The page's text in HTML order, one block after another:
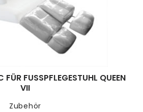
Zubehör
FUSSPFLEGESTUHL QUEEN V
II